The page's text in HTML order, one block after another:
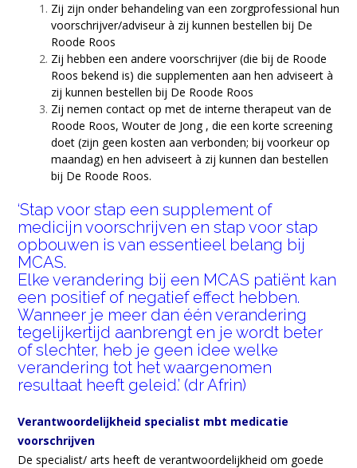
Zij zijn onder behandeling van een zorgprofessional hun
voorschrijver/adviseur à zij kunnen bestellen bij De
Roode Roos
Zij hebben een andere voorschrijver (die bij de Roode
Roos bekend is) die supplementen aan hen adviseert à
zij kunnen bestellen bij De Roode Roos
Zij nemen contact op met de interne therapeut van de
Roode Roos, Wouter de Jong , die een korte screening
doet (zijn geen kosten aan verbonden; bij voorkeur op
maandag) en hen adviseert à zij kunnen dan bestellen
bij De Roode Roos.
‘Stap voor stap een supplement of
medicijn voorschrijven en stap voor stap
opbouwen is van essentieel belang bij
MCAS.
Elke verandering bij een MCAS patiënt kan
een positief of negatief effect hebben.
Wanneer je meer dan één verandering
tegelijkertijd aanbrengt en je wordt beter
of slechter, heb je geen idee welke
verandering tot het waargenomen
resultaat heeft geleid.’ (dr Afrin)
Verantwoordelijkheid specialist mbt medicatie
voorschrijven
De specialist/ arts heeft de verantwoordelijkheid om goede